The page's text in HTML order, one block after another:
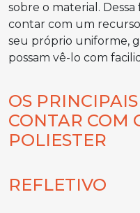
sobre o material. Dessa
contar com um
seu próprio uniforme,
possam vê-lo com
OS
CONTAR COM
POLIESTER
REFLETIVO